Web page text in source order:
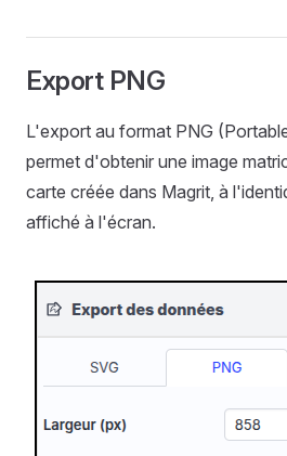
Export PNG
L'export au format PNG
permet d'obtenir une image
carte créée dans Magrit, à
affiché à l'écran.